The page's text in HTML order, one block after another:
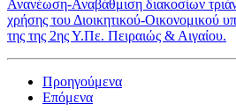
Ανανέωση-Αναβάθμιση διακοσίων
χρήσης του Διοικητικού-Οικονομικού
της της 2ης Υ.Πε. Πειραιώς & Αιγαίου.
Προηγούμενα
Επόμενα